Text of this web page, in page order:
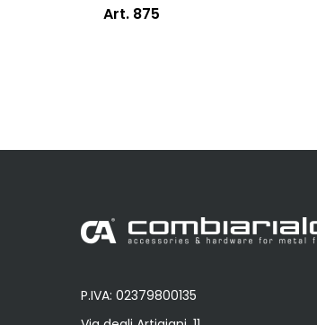
Art. 875
P.IVA: 02379800135